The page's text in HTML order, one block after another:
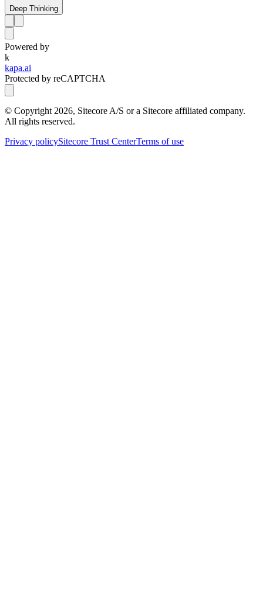
Deep Thinking
Powered by
k
kapa.ai
Protected by reCAPTCHA
© Copyright 2026, Sitecore A/S or a Sitecore affiliated company.
All rights reserved.
Privacy policySitecore Trust CenterTerms of use